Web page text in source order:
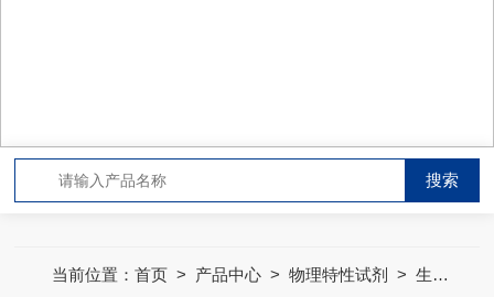
当前位置：首页 > 产品中心 >物理特性试剂 >生物试剂